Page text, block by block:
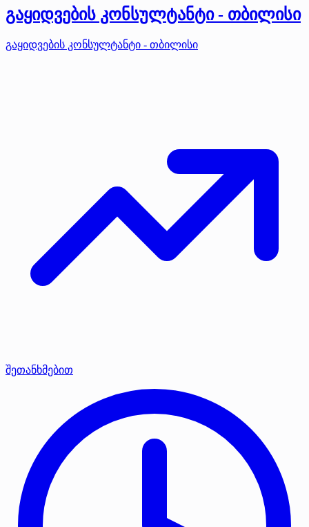
გაყიდვების კონსულტანტი - თბილისი
გაყიდვების კონსულტანტი - თბილისი
შეთანხმებით